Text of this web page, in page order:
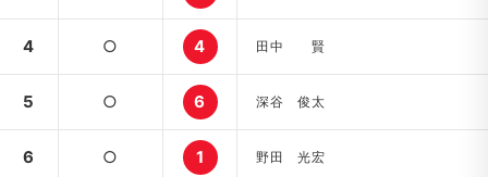
4 ○ 4 田中 賢
5 ○ 6 深谷 俊太
6 ○ 1 野田 光宏